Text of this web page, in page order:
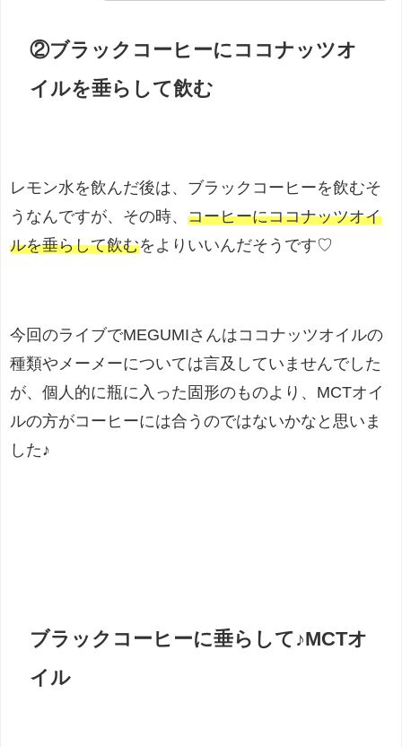
②ブラックコーヒーにココナッツオ
イルを垂らして飲む
レモン水を飲んだ後は、ブラックコーヒーを飲むそ
うなんですが、その時、 コーヒーにココナッツオイ
ルを垂らして飲むをよりいいんだそうです♡
今回のライブでMEGUMIさんはココナッツオイルの
種類やメーメーについては言及していませんでした
が、個人的に瓶に入った固形のものより、MCTオイ
ルの方がコーヒーには合うのではないかなと思いま
した♪
ブラックコーヒーに垂らして♪MCTオ
イル